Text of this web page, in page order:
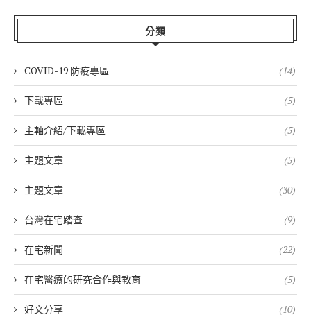
分類
COVID-19 防疫專區 (14)
下載專區 (5)
主軸介紹/下載專區 (5)
主題文章 (5)
主題文章 (30)
台灣在宅踏查 (9)
在宅新聞 (22)
在宅醫療的研究合作與教育 (5)
好文分享 (10)